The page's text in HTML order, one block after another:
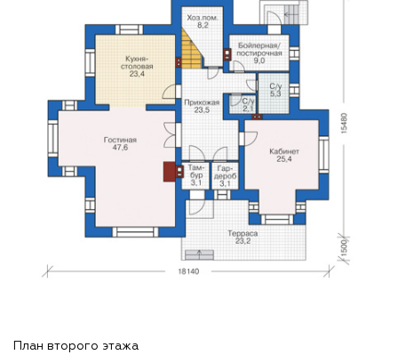
План второго этажа